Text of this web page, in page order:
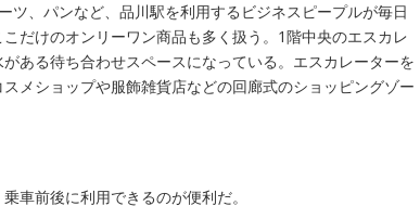
ツ、パンなど、品川駅を利用するビジネスピープルが毎日
だけのオンリーワン商品も多く扱う。1階中央のエスカレ
ある待ち合わせスペースになっている。エスカレーターを
メショップや服飾雑貨店などの回廊式のショッピングゾー
車前後に利用できるのが便利だ。